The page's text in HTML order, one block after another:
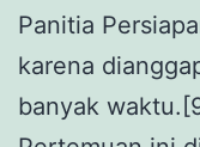
Panitia
karena
banyak